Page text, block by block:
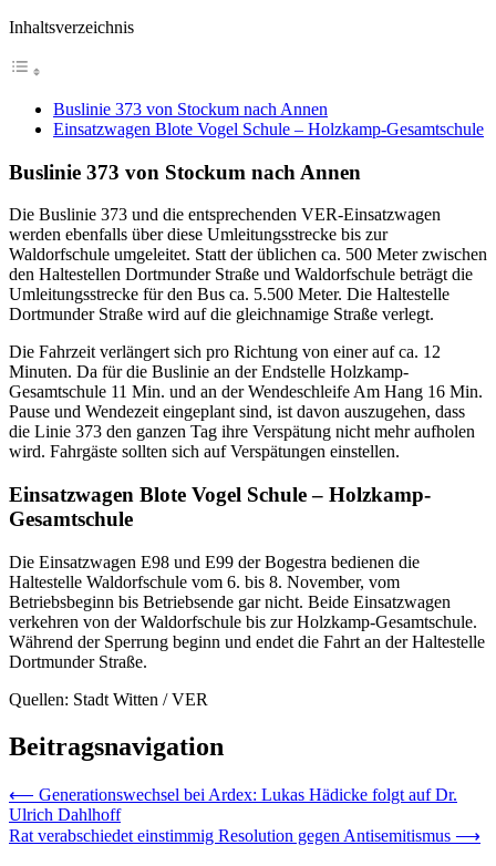
Inhaltsverzeichnis
Buslinie 373 von Stockum nach Annen
Einsatzwagen Blote Vogel Schule – Holzkamp-Gesamtschule
Buslinie 373 von Stockum nach Annen
Die Buslinie 373 und die entsprechenden VER-Einsatzwagen
werden ebenfalls über diese Umleitungsstrecke bis zur
Waldorfschule umgeleitet. Statt der üblichen ca. 500 Meter zwischen
den Haltestellen Dortmunder Straße und Waldorfschule beträgt die
Umleitungsstrecke für den Bus ca. 5.500 Meter. Die Haltestelle
Dortmunder Straße wird auf die gleichnamige Straße verlegt.
Die Fahrzeit verlängert sich pro Richtung von einer auf ca. 12
Minuten. Da für die Buslinie an der Endstelle Holzkamp-
Gesamtschule 11 Min. und an der Wendeschleife Am Hang 16 Min.
Pause und Wendezeit eingeplant sind, ist davon auszugehen, dass
die Linie 373 den ganzen Tag ihre Verspätung nicht mehr aufholen
wird. Fahrgäste sollten sich auf Verspätungen einstellen.
Einsatzwagen Blote Vogel Schule – Holzkamp-
Gesamtschule
Die Einsatzwagen E98 und E99 der Bogestra bedienen die
Haltestelle Waldorfschule vom 6. bis 8. November, vom
Betriebsbeginn bis Betriebsende gar nicht. Beide Einsatzwagen
verkehren von der Waldorfschule bis zur Holzkamp-Gesamtschule.
Während der Sperrung beginn und endet die Fahrt an der Haltestelle
Dortmunder Straße.
Quellen: Stadt Witten / VER
Beitragsnavigation
⟵ Generationswechsel bei Ardex: Lukas Hädicke folgt auf Dr.
Ulrich Dahlhoff
Rat verabschiedet einstimmig Resolution gegen Antisemitismus ⟶